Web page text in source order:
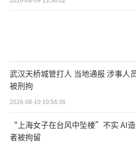
GB300单机柜的MLCC装
摩根士丹利拆解VR200物料
价值量从GB300的1,530美
GPU和HBM的第三大成本项
武汉天桥城管打人 当地通报 涉事人
被刑拘
2026-08-10 10:56:36
“上海女子在台风中坠楼”不实 AI
者被拘留